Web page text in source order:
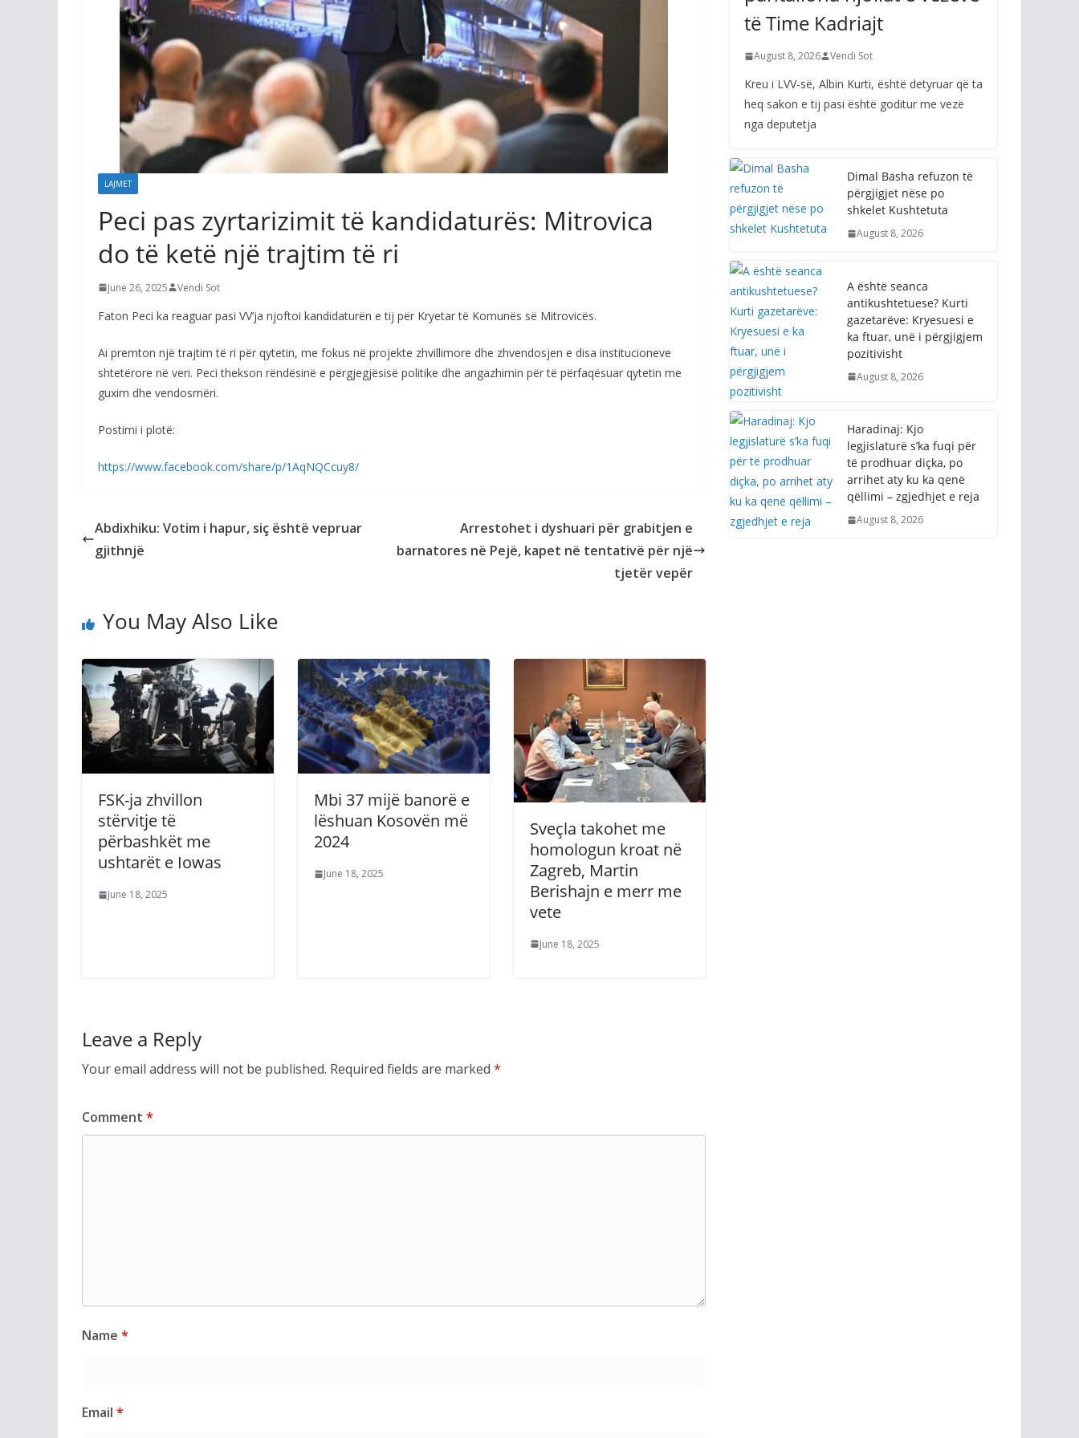
LAJMET
Peci pas zyrtarizimit të kandidaturës: Mitrovica
do të ketë një trajtim të ri
June 26, 2025 Vendi Sot
Faton Peci ka reaguar pasi VV’ja njoftoi kandidaturën e tij për Kryetar të Komunës së Mitrovicës.
Ai premton një trajtim të ri për qytetin, me fokus në projekte zhvillimore dhe zhvendosjen e disa institucioneve
shtetërore në veri. Peci thekson rëndësinë e përgjegjësisë politike dhe angazhimin për të përfaqësuar qytetin me
guxim dhe vendosmëri.
Postimi i plotë:
https://www.facebook.com/share/p/1AqNQCcuy8/
Abdixhiku: Votim i hapur, siç është vepruar
gjithnjë
Arrestohet i dyshuari për grabitjen e
barnatores në Pejë, kapet në tentativë për një
tjetër vepër
You May Also Like
FSK-ja zhvillon
stërvitje të
përbashkët me
ushtarët e Iowas
June 18, 2025
Mbi 37 mijë banorë e
lëshuan Kosovën më
2024
June 18, 2025
Sveçla takohet me
homologun kroat në
Zagreb, Martin
Berishajn e merr me
vete
June 18, 2025
Leave a Reply
Your email address will not be published. Required fields are marked *
Comment *
Name *
Email *
të Time Kadriajt
August 8, 2026 Vendi Sot
Kreu i LVV-së, Albin Kurti, është detyruar që ta
heq sakon e tij pasi është goditur me vezë
nga deputetja
Dimal Basha refuzon të
përgjigjet nëse po
shkelet Kushtetuta
August 8, 2026
A është seanca
antikushtetuese? Kurti
gazetarëve: Kryesuesi e
ka ftuar, unë i përgjigjem
pozitivisht
August 8, 2026
Haradinaj: Kjo
legjislaturë s’ka fuqi për
të prodhuar diçka, po
arrihet aty ku ka qenë
qëllimi – zgjedhjet e reja
August 8, 2026